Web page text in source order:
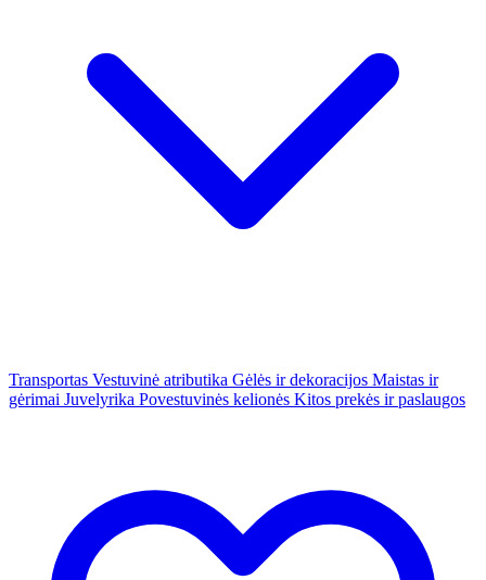
Transportas Vestuvinė atributika Gėlės ir dekoracijos Maistas ir
gėrimai Juvelyrika Povestuvinės kelionės Kitos prekės ir paslaugos